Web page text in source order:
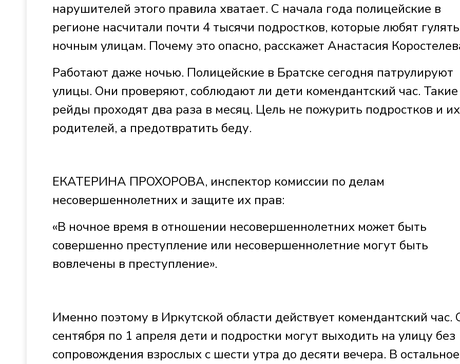
нарушителей этого правила хватает. С начала года полицейские в
регионе насчитали почти 4 тысячи подростков, которые любят
ночным улицам. Почему это опасно, расскажет Анастасия
Работают даже ночью. Полицейские в Братске сегодня патрулируют
улицы. Они проверяют, соблюдают ли дети комендантский час. Такие
рейды проходят два раза в месяц. Цель не пожурить подростков и их
родителей, а предотвратить беду.
ЕКАТЕРИНА ПРОХОРОВА, инспектор комиссии по делам
несовершеннолетних и защите их прав:
«В ночное время в отношении несовершеннолетних может быть
совершенно преступление или несовершеннолетние могут быть
вовлечены в преступление».
Именно поэтому в Иркутской области действует комендантский час.
сентября по 1 апреля дети и подростки могут выходить на улицу без
сопровождения взрослых с шести утра до десяти вечера. В остальное